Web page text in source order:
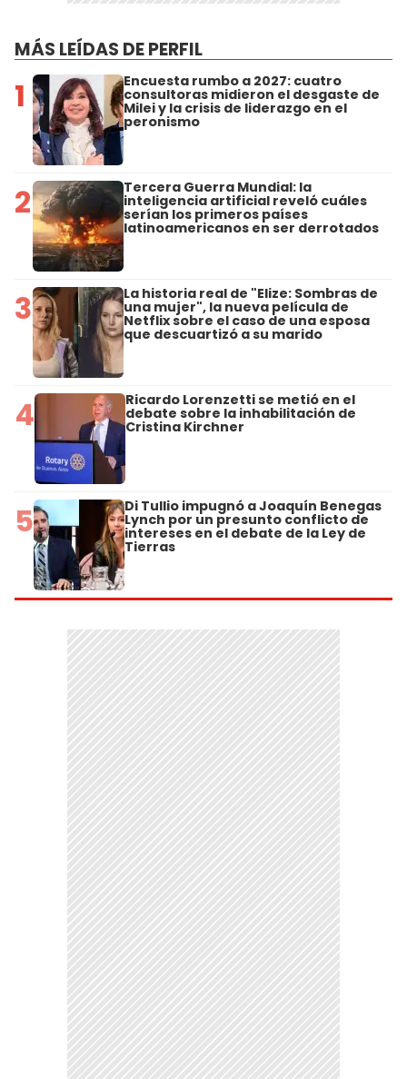
MÁS LEÍDAS DE PERFIL
1 Encuesta rumbo a 2027: cuatro
consultoras midieron el desgaste de
Milei y la crisis de liderazgo en el
peronismo
2 Tercera Guerra Mundial: la
inteligencia artificial reveló cuáles
serían los primeros países
latinoamericanos en ser derrotados
3 La historia real de "Elize: Sombras de
una mujer", la nueva película de
Netflix sobre el caso de una esposa
que descuartizó a su marido
4 Ricardo Lorenzetti se metió en el
debate sobre la inhabilitación de
Cristina Kirchner
5 Di Tullio impugnó a Joaquín Benegas
Lynch por un presunto conflicto de
intereses en el debate de la Ley de
Tierras